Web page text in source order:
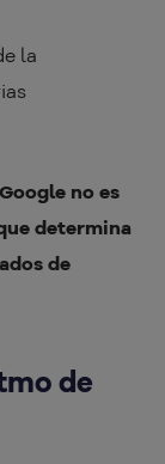
la
no es
determina
de
de